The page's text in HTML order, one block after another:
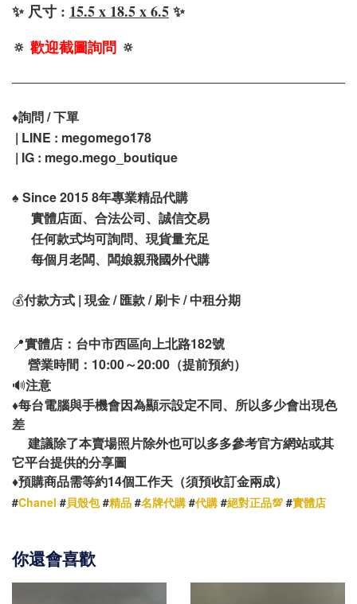
✨ 尺寸 : 15.5 x 18.5 x 6.5✨
🔅 歡迎截圖詢問 🔅
♦️詢問 / 下單
| LINE : megomego178
| IG : mego.mego_boutique
♠️ Since 2015 8年專業精品代購
實體店面、合法公司、誠信交易
任何款式均可詢問、現貨量充足
每個月老闆、闆娘親飛國外代購
💰付款方式 | 現金 / 匯款 / 刷卡 / 中租分期
📍實體店：台中市西區向上北路182號
營業時間：10:00～20:00（提前預約）
🔊注意
♦️每台電腦與手機會因為顯示設定不同、所以多少會出現色
差
建議除了本賣場照片除外也可以多多參考官方網站或其
它平台提供的分享圖
♦️預購商品需等約14個工作天（須預收訂金兩成）
#Chanel #貝殼包#精品 #名牌代購 #代購 #絕對正品💯 #實體店
你還會喜歡